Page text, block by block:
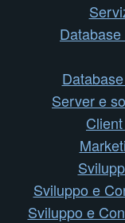
Server e
Sviluppo e
Sviluppo e